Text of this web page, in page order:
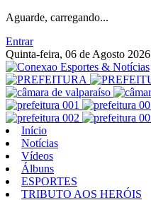
Aguarde, carregando...
Entrar
Quinta-feira, 06 de Agosto 2026
Início
Notícias
Vídeos
Álbuns
ESPORTES
TRIBUTO AOS HERÓIS